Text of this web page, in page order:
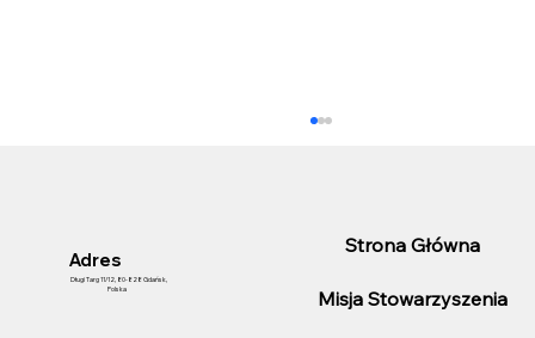
Strona Główna
Misja Stowarzyszenia
Adres
Długi Targ 11/12, 80-828 Gdańsk,
Polska